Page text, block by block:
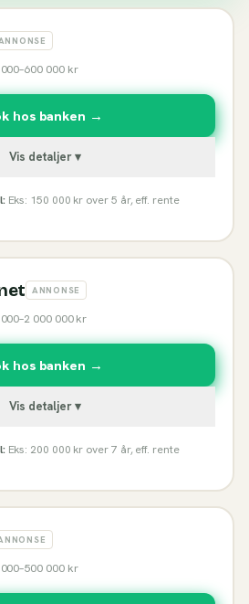
–600 000kr
hos banken →
Vis detaljer ▾
Eks: 150 000 kr over 5 år, eff. rente
ANNONSE
–2 000 000kr
hos banken →
Vis detaljer ▾
Eks: 200 000 kr over 7 år, eff. rente
–500 000kr